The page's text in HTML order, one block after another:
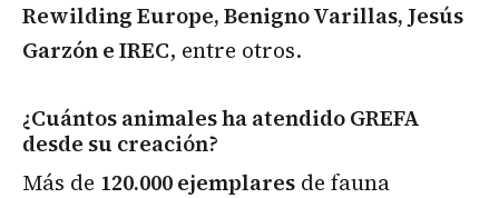
Rewilding Europe, Benigno Varillas, Jesús
Garzón e IREC, entre otros.
¿Cuántos animales ha atendido GREFA
desde su creación?
Más de 120.000 ejemplares de fauna